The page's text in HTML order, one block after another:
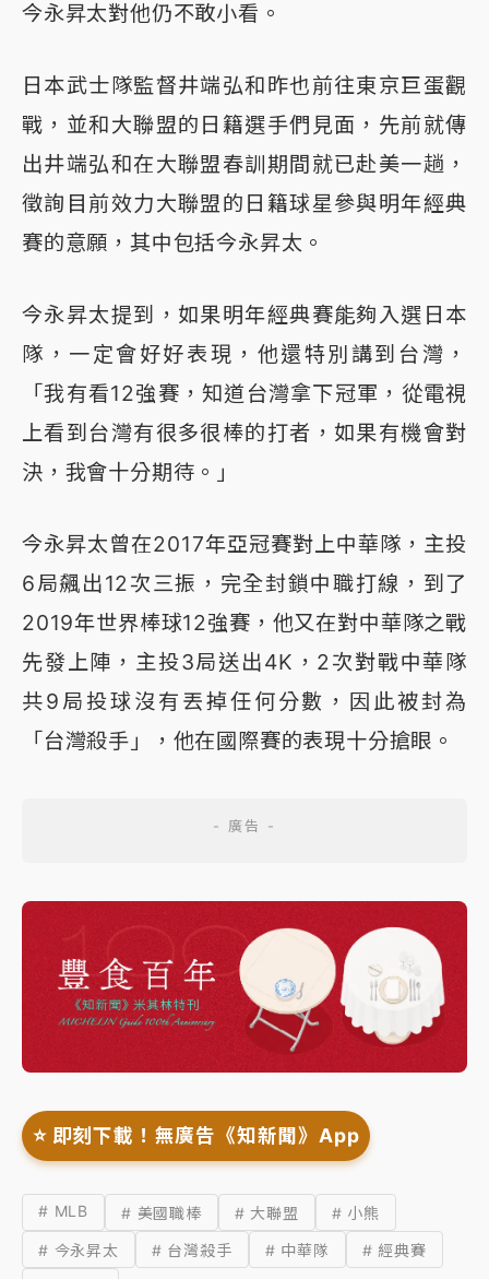
今永昇太對他仍不敢小看。
日本武士隊監督井端弘和昨也前往東京巨蛋觀
戰，並和大聯盟的日籍選手們見面，先前就傳
出井端弘和在大聯盟春訓期間就已赴美一趟，
徵詢目前效力大聯盟的日籍球星參與明年經典
賽的意願，其中包括今永昇太。
今永昇太提到，如果明年經典賽能夠入選日本
隊，一定會好好表現，他還特別講到台灣，
「我有看12強賽，知道台灣拿下冠軍，從電視
上看到台灣有很多很棒的打者，如果有機會對
決，我會十分期待。」
今永昇太曾在2017年亞冠賽對上中華隊，主投
6局飆出12次三振，完全封鎖中職打線，到了
2019年世界棒球12強賽，他又在對中華隊之戰
先發上陣，主投3局送出4K，2次對戰中華隊
共9局投球沒有丟掉任何分數，因此被封為
「台灣殺手」，他在國際賽的表現十分搶眼。
⭐️ 即刻下載！無廣告《知新聞》App
# MLB # 美國職棒 # 大聯盟
# 小熊
# 今永昇太
# 台灣殺手 # 中華隊
# 經典賽